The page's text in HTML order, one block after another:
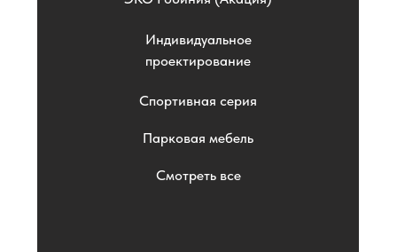
Спортивная серия
Парковая мебель
Смотреть все
Индивидуальное
проектирование